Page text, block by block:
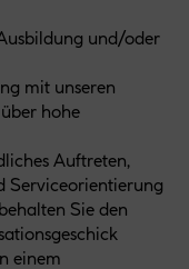
und/oder
mit unseren
hohe
Auftreten,
Serviceorientierung
Sie den
einem